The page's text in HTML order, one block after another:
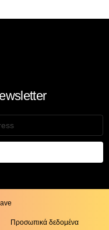
Προσωπικά δεδομένα